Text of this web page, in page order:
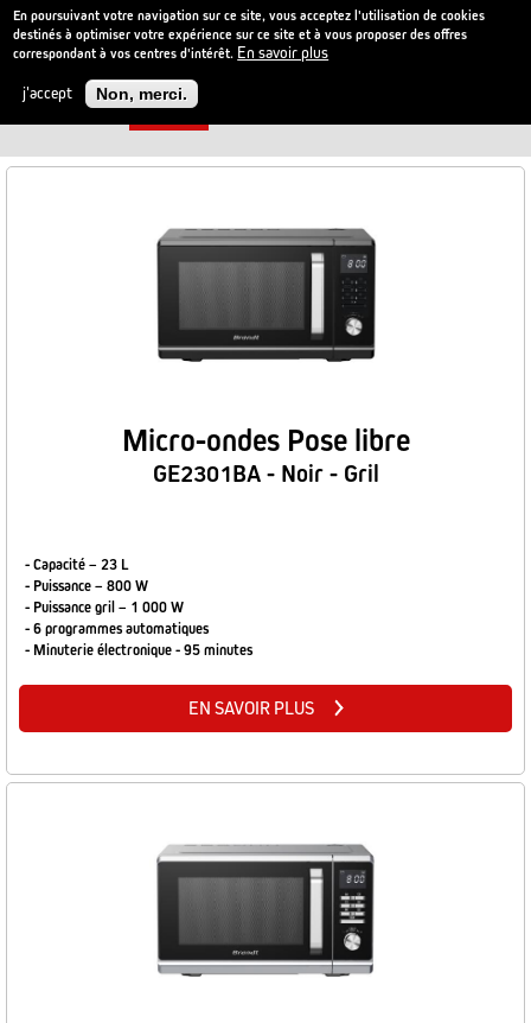
En poursuivant votre navigation sur ce site, vous acceptez l'utilisation de cookies
destinés à optimiser votre expérience sur ce site et à vous proposer des offres
correspondant à vos centres d'intérêt. En savoir plus
j'accept
Non, merci.
contenu
principal8 PRODUITS Filter
Micro-ondes Pose libre
GE2301BA - Noir - Gril
- Capacité – 23 L
- Puissance – 800 W
- Puissance gril – 1 000 W
- 6 programmes automatiques
- Minuterie électronique - 95 minutes
EN SAVOIR PLUS